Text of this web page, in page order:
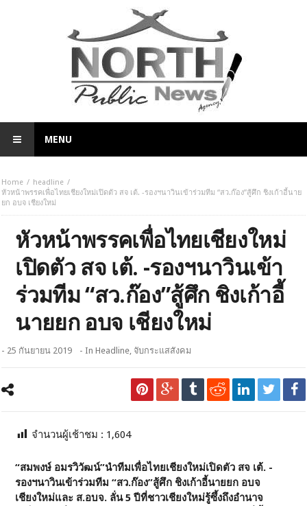
MENU
Home
headline
หัวหน้าพรรคเพื่อไทยเชียงใหม่เปิดตัว สจ เต้. -รองฯนาวินเข้าร่วมทีม “สว.ก๊อง”สู้ศึก ชิงเก้าอี้นาย
ยก อบจ เชียงใหม่
หัวหน้าพรรคเพื่อไทยเชียงใหม่
เปิดตัว สจ เต้. -รองฯนาวินเข้า
ร่วมทีม “สว.ก๊อง”สู้ศึก ชิงเก้าอี้
นายยก อบจ เชียงใหม่
- 25 กันยายน 2019 - InHeadline, จับกระแสสังคม
จำนวนผู้เช้าชม : 1,604
“สมพงษ์ อมรวิวัฒน์”นำทีมเพื่อไทยเชียงใหม่เปิดตัว สจ เต้. -
รองฯนาวินเข้าร่วมทีม “สว.ก๊อง”สู้ศึก ชิงเก้าอี้นายยก อบจ
เชียงใหม่และ ส.อบจ. ลั่น 5 ปีที่ชาวเชียงใหม่รู้ซึ้งถึงอำนาจ